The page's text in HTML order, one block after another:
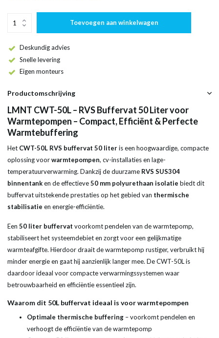
Toevoegen aan winkelwagen
Deskundig advies
Snelle levering
Eigen monteurs
Productomschrijving
LMNT CWT-50L – RVS Buffervat 50 Liter voor
Warmtepompen – Compact, Efficiënt & Perfecte
Warmtebuffering
Het CWT-50L RVS buffervat 50 literis een hoogwaardige, compacte
oplossing voorwarmtepompen, cv-installaties en lage-
temperatuurverwarming. Dankzij de duurzame RVS SUS304
binnentanken de effectieve50 mm polyurethaan isolatie biedt dit
buffervat uitstekende prestaties op het gebied van thermische
stabilisatie en energie-efficiëntie.
Een 50 liter buffervat voorkomt pendelen van de warmtepomp,
stabiliseert het systeemdebiet en zorgt voor een gelijkmatige
warmteafgifte. Hierdoor draait de warmtepomp rustiger, verbruikt hij
minder energie en gaat hij aanzienlijk langer mee. De CWT-50L is
daardoor ideaal voor compacte verwarmingssystemen waar
betrouwbaarheid en efficiëntie essentieel zijn.
Waarom dit 50L buffervat ideaal is voor warmtepompen
Optimale thermische buffering – voorkomt pendelen en
verhoogt de efficiëntie van de warmtepomp